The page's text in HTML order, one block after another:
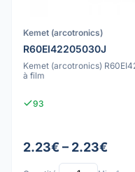
Kemet (arcotronics)
R60EI42205030J
Kemet (arcotronics)
à film
93
2.23€ – 2.23€